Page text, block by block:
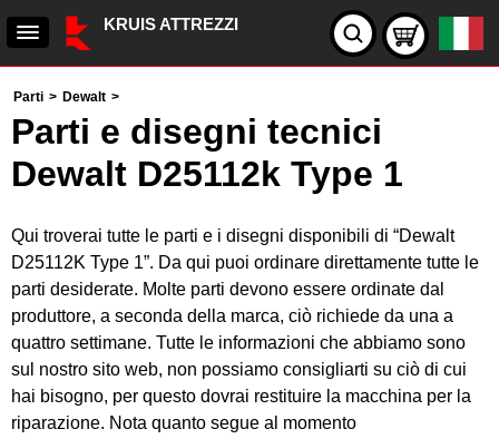
KRUIS ATTREZZI
Parti > Dewalt >
Parti e disegni tecnici
Dewalt D25112k Type 1
Qui troverai tutte le parti e i disegni disponibili di “Dewalt
D25112K Type 1”. Da qui puoi ordinare direttamente tutte le
parti desiderate. Molte parti devono essere ordinate dal
produttore, a seconda della marca, ciò richiede da una a
quattro settimane. Tutte le informazioni che abbiamo sono
sul nostro sito web, non possiamo consigliarti su ciò di cui
hai bisogno, per questo dovrai restituire la macchina per la
riparazione. Nota quanto segue al momento